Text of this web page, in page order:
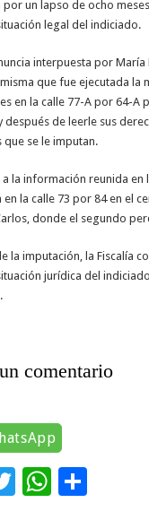
por un lapso de ocho
legal del indiciado.
interpuesta por
que fue ejecutada la
en la calle 77-A por 64-A
después de leerle sus
que se le imputan.
la información reunida en
la calle 73 por 84 en el
donde el segundo
la imputación, la Fiscalía
jurídica del
comentario
T W C